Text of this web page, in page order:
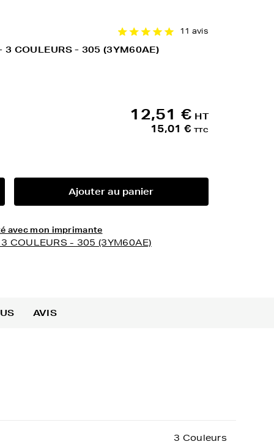
11 avis
COULEURS - 305 (3YM60AE)
12,51 € HT
15,01 € TTC
Ajouter au panier
avec mon imprimante
COULEURS - 305 (3YM60AE)
AVIS
3 Couleurs